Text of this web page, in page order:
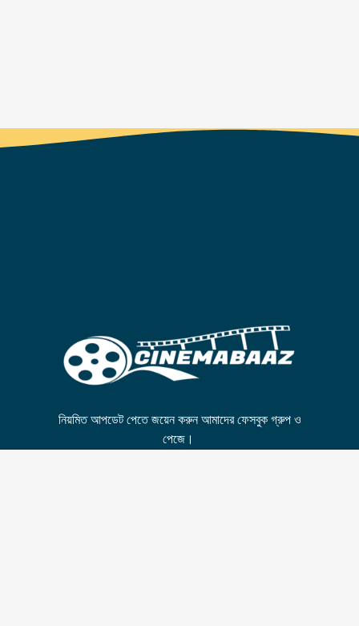
নিয়মিত আপডেট পেতে জয়েন করুন আমাদের ফেসবুক গ্রুপ ও
পেজে।